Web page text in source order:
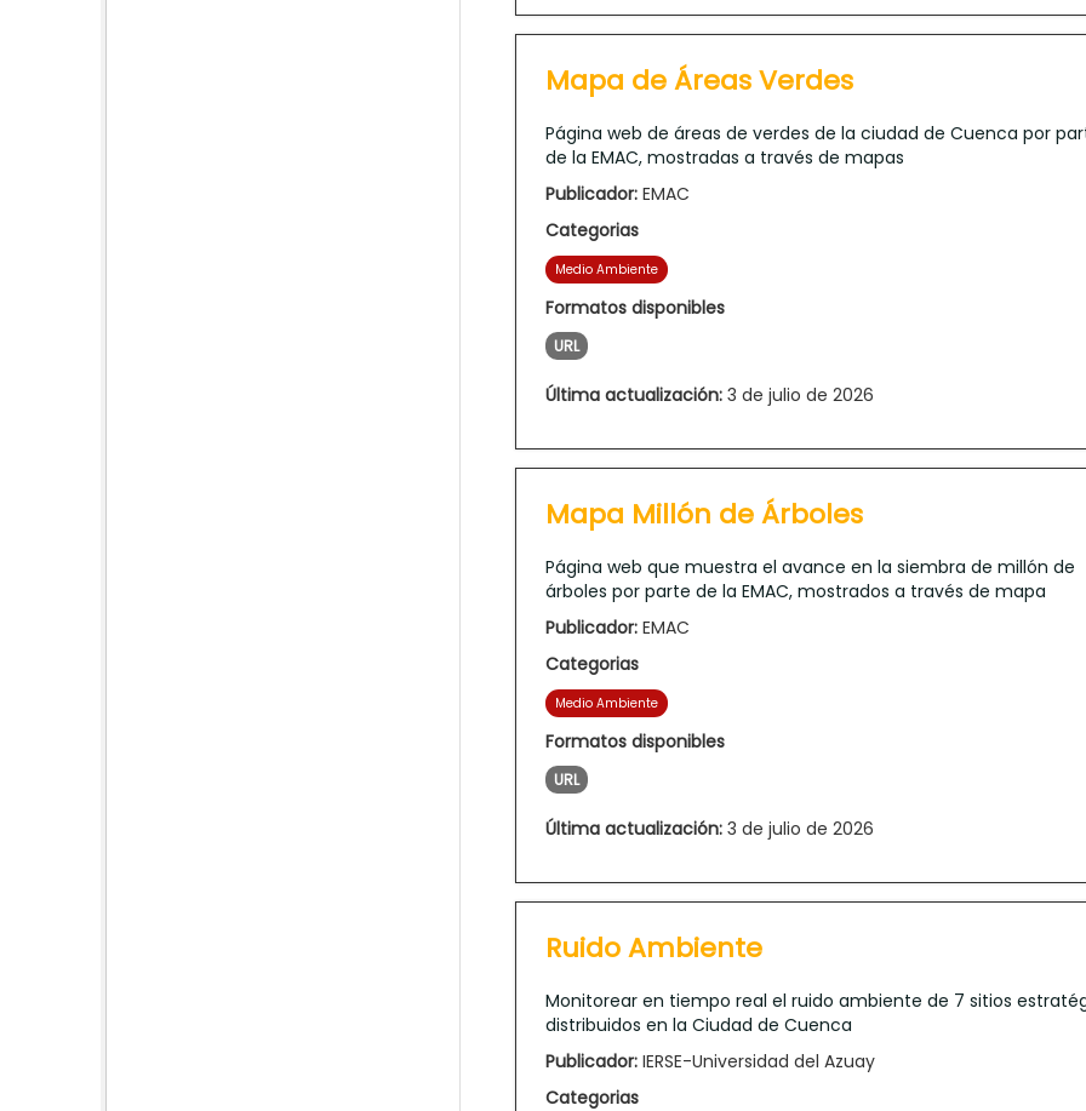
Mapa de Áreas Verdes
Página web de áreas de verdes de la ciudad de Cuenca por
de la EMAC, mostradas a través de mapas
Publicador: EMAC
Categorias
Medio Ambiente
Formatos disponibles
URL
Última actualización: 3 de julio de 2026
Mapa Millón de Árboles
Página web que muestra el avance en la siembra de millón de
árboles por parte de la EMAC, mostrados a través de mapa
Publicador: EMAC
Categorias
Medio Ambiente
Formatos disponibles
URL
Última actualización: 3 de julio de 2026
Ruido Ambiente
Monitorear en tiempo real el ruido ambiente de 7 sitios
distribuidos en la Ciudad de Cuenca
Publicador: IERSE-Universidad del Azuay
Categorias